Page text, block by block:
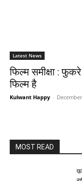
Latest News
फिल्म समीक्षा :
फिल्म है
Kulwant Happy -
MOST READ